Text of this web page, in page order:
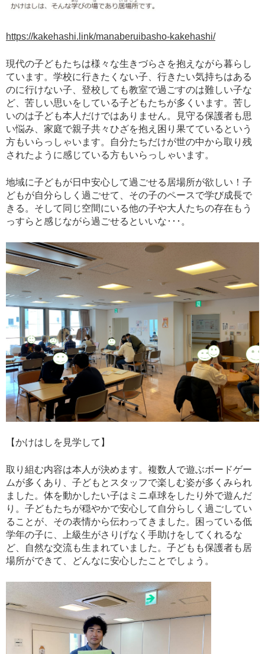
https://kakehashi.link/manaberuibasho-kakehashi/
現代の子どもたちは様々な生きづらさを抱えながら暮らし
ています。学校に行きたくない子、行きたい気持ちはある
のに行けない子、登校しても教室で過ごすのは難しい子な
ど、苦しい思いをしている子どもたちが多くいます。苦し
いのは子ども本人だけではありません。見守る保護者も思
い悩み、家庭で親子共々ひざを抱え困り果てているという
方もいらっしゃいます。自分たちだけが世の中から取り残
されたように感じている方もいらっしゃいます。
地域に子どもが日中安心して過ごせる居場所が欲しい！子
どもが自分らしく過ごせて、その子のペースで学び成長で
きる。そして同じ空間にいる他の子や大人たちの存在もう
っすらと感じながら過ごせるといいな･･･。
【かけはしを見学して】
取り組む内容は本人が決めます。複数人で遊ぶボードゲー
ムが多くあり、子どもとスタッフで楽しむ姿が多くみられ
ました。体を動かしたい子はミニ卓球をしたり外で遊んだ
り。子どもたちが穏やかで安心して自分らしく過ごしてい
ることが、その表情から伝わってきました。困っている低
学年の子に、上級生がさりげなく手助けをしてくれるな
ど、自然な交流も生まれていました。子どもも保護者も居
場所ができて、どんなに安心したことでしょう。